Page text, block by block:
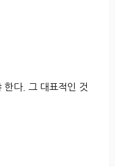
한다. 그 대표적인 것